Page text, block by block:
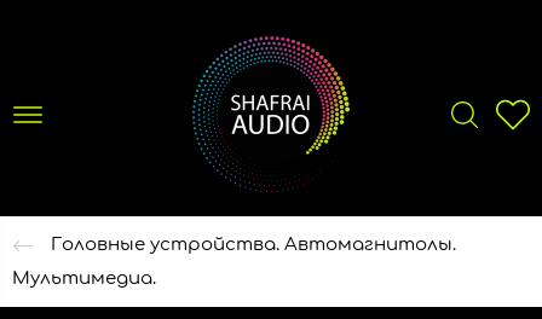
Головные устройства. Автомагнитолы.
Мультимедиа.